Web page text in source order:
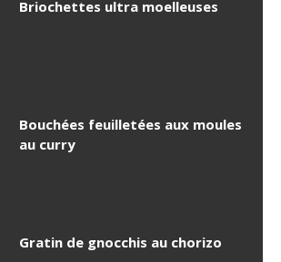
Briochettes ultra moelleuses
Bouchées feuilletées aux moules
au curry
Gratin de gnocchis au chorizo